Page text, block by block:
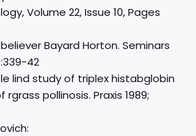
Volume 22, Issue 10, Pages
Bayard Horton. Seminars
42
lind study of triplex histabglobin
pollinosis. Praxis 1989;